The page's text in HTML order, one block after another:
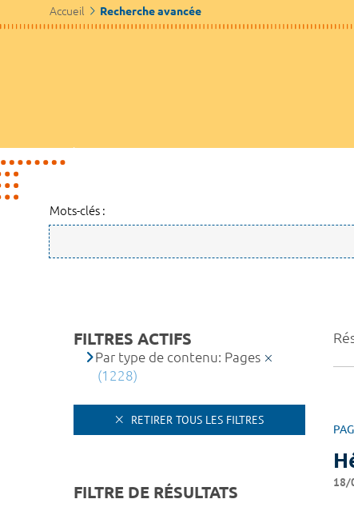
Accueil Recherche avancée
Mots-clés :
18/
FILTRES ACTIFS
Par type de contenu: Pages
(1228)
RETIRER TOUS LES FILTRES
FILTRE DE RÉSULTATS